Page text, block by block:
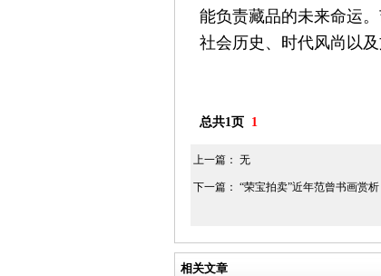
能负责藏品的未来命运
社会历史、时代风尚以
总共1页 1
上一篇： 无
下一篇： “荣宝拍卖”近年范曾书画赏析
相关文章